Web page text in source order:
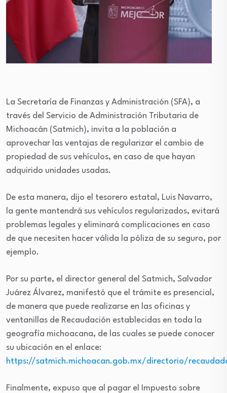
La Secretaría de Finanzas y Administración (SFA), a
través del Servicio de Administración Tributaria de
Michoacán (Satmich), invita a la población a
aprovechar las ventajas de regularizar el cambio de
propiedad de sus vehículos, en caso de que hayan
adquirido unidades usadas.
De esta manera, dijo el tesorero estatal, Luis Navarro,
la gente mantendrá sus vehículos regularizados, evitará
problemas legales y eliminará complicaciones en caso
de que necesiten hacer válida la póliza de su seguro, por
ejemplo.
Por su parte, el director general del Satmich, Salvador
Juárez Álvarez, manifestó que el trámite es presencial,
de manera que puede realizarse en las oficinas y
ventanillas de Recaudación establecidas en toda la
geografía michoacana, de las cuales se puede conocer
su ubicación en el enlace:
https://satmich.michoacan.gob.mx/directorio/
Finalmente, expuso que al pagar el Impuesto sobre